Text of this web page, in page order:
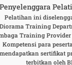
Pelatihan ini
Diorama Training
Training Provider
Kompetensi para
mendapatkan sertifikat
terbitkan oleh